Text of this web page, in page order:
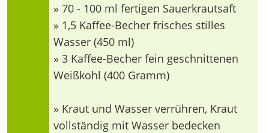
» 70 - 100 ml fertigen Sauerkrautsaft
» 1,5 Kaffee-Becher frisches stilles
Wasser (450 ml)
» 3 Kaffee-Becher fein geschnittenen
Weißkohl (400 Gramm)
» Kraut und Wasser verrühren, Kraut
vollständig mit Wasser bedecken